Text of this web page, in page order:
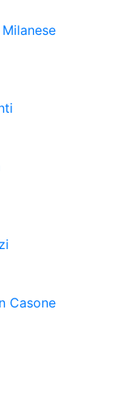
Casone